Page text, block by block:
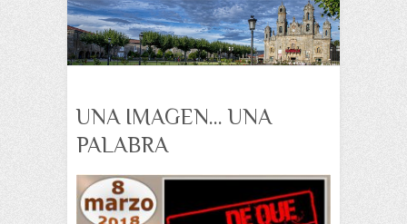
UNA IMAGEN… UNA
PALABRA